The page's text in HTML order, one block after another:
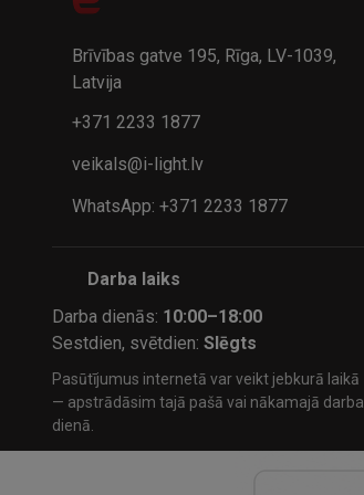
32.95€
Brīvības gatve 195, Rīga, LV-1039,
Latvija
+371 2233 1877
veikals@i-light.lv
WhatsApp: +371 2233 1877
Darba laiks
Darba dienās: 10:00–18:00
Sestdien, svētdien:Slēgts
Pasūtījumus internetā var veikt jebkurā laikā
— apstrādāsim tajā pašā vai nākamajā darba
dienā.